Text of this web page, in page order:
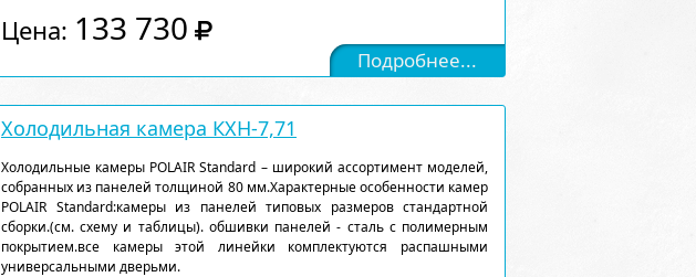
Цена: 133 730
Подробнее...
Холодильная камера КХН-7,71
Холодильные камеры POLAIR Standard – широкий ассортимент моделей,
собранных из панелей толщиной 80 мм.Характерные особенности камер
POLAIR Standard:камеры из панелей типовых размеров стандартной
сборки.(см. схему и таблицы). обшивки панелей - сталь с полимерным
покрытием.все камеры этой линейки комплектуются распашными
универсальными дверьми.